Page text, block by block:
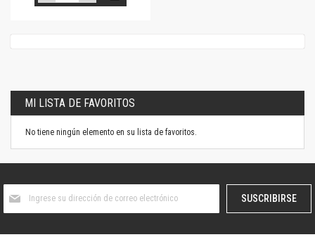
MI LISTA DE FAVORITOS
No tiene ningún elemento en su lista de favoritos.
boletín
SUSCRIBIRSE